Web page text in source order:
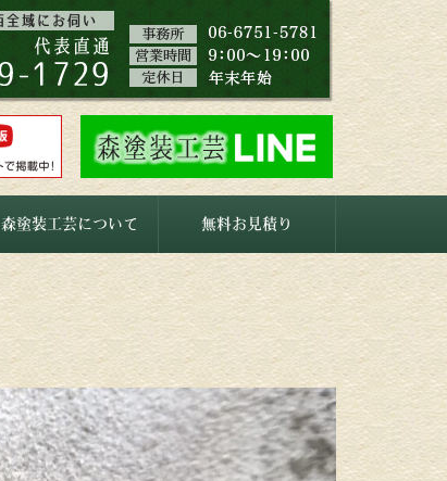
森塗装工芸について 無料お見積り